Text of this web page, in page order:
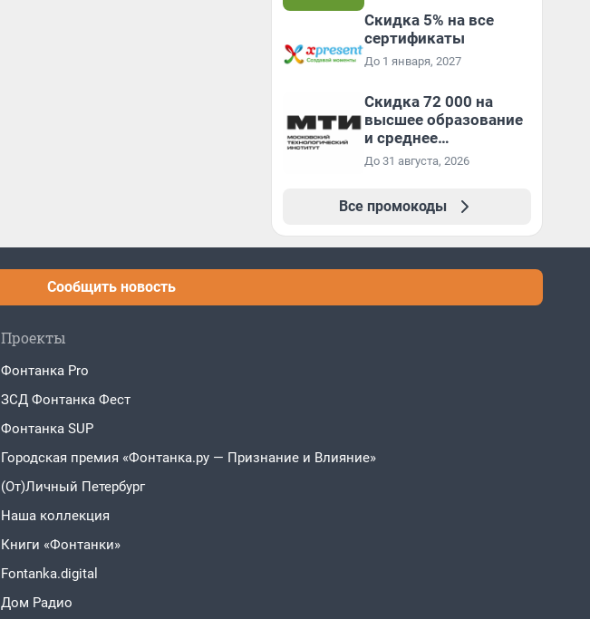
Скидка 5% на все
сертификаты
До 1 января, 2027
Скидка 72 000 на
высшее образование
и среднее
специальное
До 31 августа, 2026
Все промокоды
Сообщить новость
Проекты
Фонтанка Pro
ЗСД Фонтанка Фест
Фонтанка SUP
Городская премия «Фонтанка.ру — Признание и Влияние»
(От)Личный Петербург
Наша коллекция
Книги «Фонтанки»
Fontanka.digital
Дом Радио